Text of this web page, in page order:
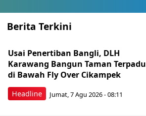
Berita Terkini
Headline
Usai Penertiban Bangli, DLH
Karawang Bangun Taman Terpadu
di Bawah Fly Over Cikampek
Jumat, 7 Agu 2026 - 08:11